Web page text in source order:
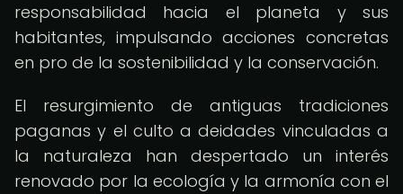
responsabilidad hacia el planeta y sus
habitantes, impulsando acciones concretas
en pro de la sostenibilidad y la conservación.
El resurgimiento de antiguas tradiciones
paganas y el culto a deidades vinculadas a
la naturaleza han despertado un interés
renovado por la ecología y la armonía con el